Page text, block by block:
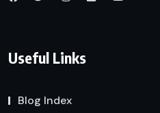
Useful Links
Blog Index